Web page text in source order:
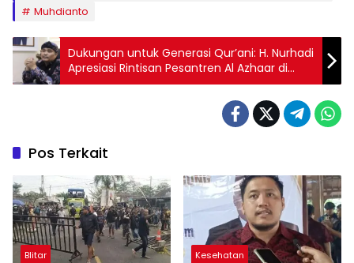
Muhdianto
Dukungan untuk Generasi Qur’ani: H. Nurhadi
Apresiasi Rintisan Pesantren Al Azhaar di
Ngelo, Tanggunggunung
Pos Terkait
Blitar Kesehatan